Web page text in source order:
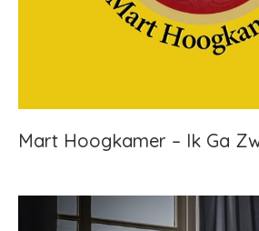
Mart Hoogkamer – Ik Ga